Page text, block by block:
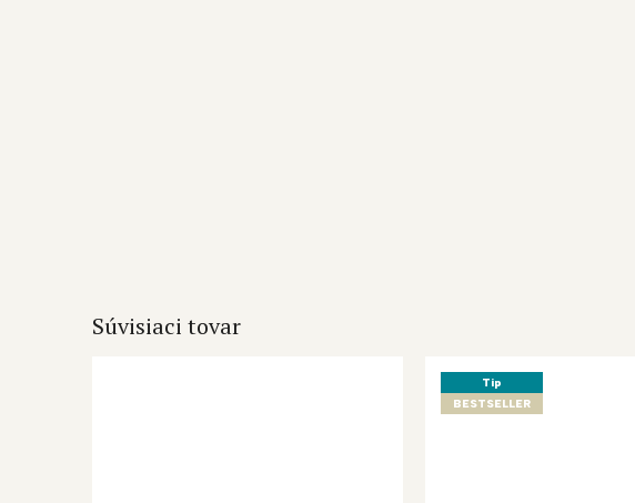
Súvisiaci tovar
Tip
BESTSELLER